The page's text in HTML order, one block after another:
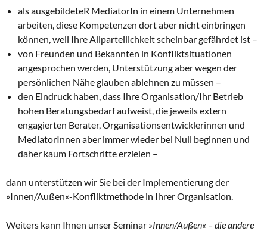
als ausgebildeteR MediatorIn in einem Unternehmen
arbeiten, diese Kompetenzen dort aber nicht einbringen
können, weil Ihre Allparteilichkeit scheinbar gefährdet ist –
von Freunden und Bekannten in Konfliktsituationen
angesprochen werden, Unterstützung aber wegen der
persönlichen Nähe glauben ablehnen zu müssen –
den Eindruck haben, dass Ihre Organisation/Ihr Betrieb
hohen Beratungsbedarf aufweist, die jeweils extern
engagierten Berater, Organisationsentwicklerinnen und
MediatorInnen aber immer wieder bei Null beginnen und
daher kaum Fortschritte erzielen –
dann unterstützen wir Sie bei der Implementierung der
»Innen/Außen«-Konfliktmethode in Ihrer Organisation.
Weiters kann Ihnen unser Seminar »Innen/Außen« – die andere